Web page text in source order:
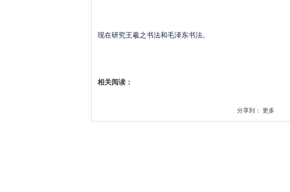
现在研究王羲之书法和毛泽东书法。
相关阅读：
分享到： 更多